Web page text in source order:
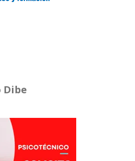
Dibe